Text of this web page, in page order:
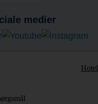
medier
Hotel